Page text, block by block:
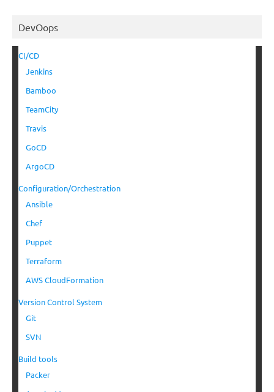
DevOops
CI/CD
Jenkins
Bamboo
TeamCity
Travis
GoCD
ArgoCD
Configuration/Orchestration
Ansible
Chef
Puppet
Terraform
AWS CloudFormation
Version Control System
Git
SVN
Build tools
Packer